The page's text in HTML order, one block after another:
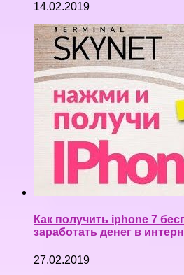
14.02.2019
Как получить iphone 7
заработать денег в
27.02.2019